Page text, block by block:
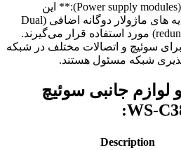
8. **منبع تغذیه های ماژولار (Power supply modules):** این
اسلات‌ها برای نصب منبع تغذیه های ماژولار دوگانه اضافی (Dual
redundant modular power supplies) مورد استفاده قرار می‌گیرند.
برای سوئیچ و اتصالات مختلف در شبکه
شبکه مسئول هستند.
لوازم جانبی سوئیچ
WS-
Description